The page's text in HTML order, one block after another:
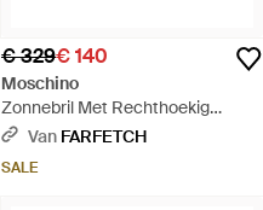
€ 329€ 140
Moschino
Zonnebril Met Rechthoekig
Montuur - Zwart
Van FARFETCH
SALE